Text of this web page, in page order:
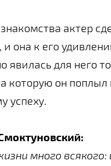
актер
она к его
явилась для него
которую он поплыл
успеху.
много всякого: